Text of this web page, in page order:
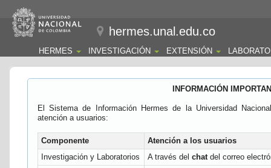
hermes.unal.edu.co
HERMES INVESTIGACIÓN EXTENSIÓN
INFORMACIÓN
El Sistema de Información Hermes de la Universidad
atención a usuarios:
Componente
Atención a los usuarios
Investigación y Laboratorios
A través del chatdel correo